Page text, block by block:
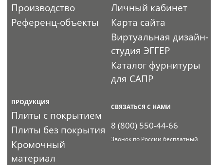
Производство
Референц-объекты
Личный кабинет
Карта сайта
Виртуальная дизайн-
студия ЭГГЕР
Каталог фурнитуры
для САПР
ПРОДУКЦИЯ
Плиты с покрытием
Плиты без покрытия
Кромочный
материал
СВЯЗАТЬСЯ С НАМИ
8 (800) 550-44-66
Звонок по России бесплатный